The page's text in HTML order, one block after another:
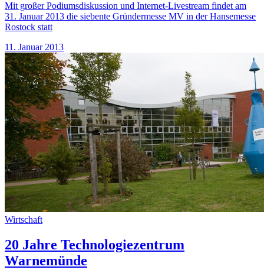
Mit großer Podiumsdiskussion und Internet-Livestream findet am
31. Januar 2013 die siebente Gründermesse MV in der Hansemesse
Rostock statt
11. Januar 2013
Wirtschaft
20 Jahre Technologiezentrum
Warnemünde